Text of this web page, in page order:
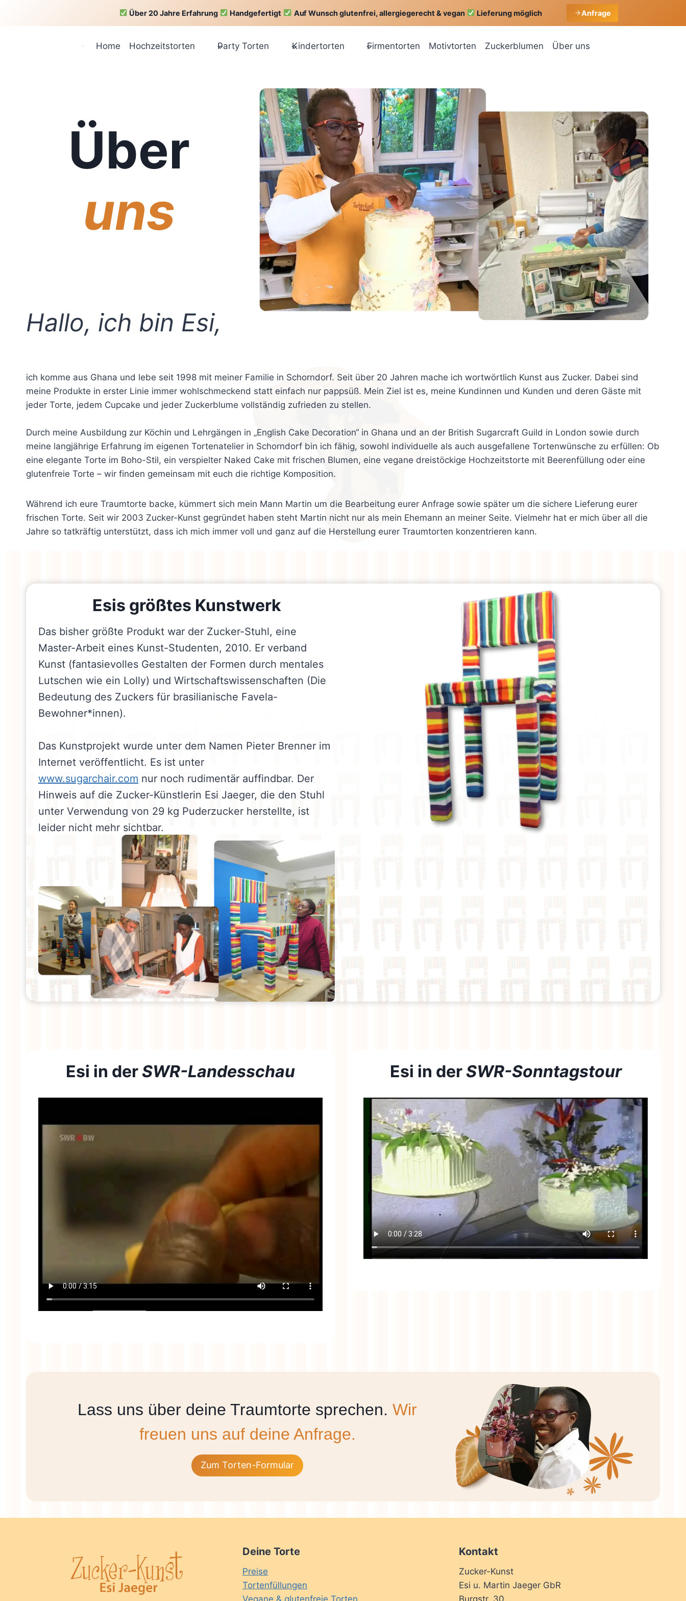
Über 20 Jahre Erfahrung Handgefertigt Auf Wunsch glutenfrei, allergiegerecht & vegan Lieferung möglich Anfrage
Home Hochzeitstorten Party Torten Kindertorten Firmentorten Motivtorten Zuckerblumen Über uns
Über
uns
Hallo, ich bin Esi,
ich komme aus Ghana und lebe seit 1998 mit meiner Familie in Schorndorf. Seit über 20 Jahren mache ich wortwörtlich Kunst aus Zucker. Dabei sind
meine Produkte in erster Linie immer wohlschmeckend statt einfach nur pappsüß. Mein Ziel ist es, meine Kundinnen und Kunden und deren Gäste mit
jeder Torte, jedem Cupcake und jeder Zuckerblume vollständig zufrieden zu stellen.
Durch meine Ausbildung zur Köchin und Lehrgängen in „English Cake Decoration“ in Ghana und an der British Sugarcraft Guild in London sowie durch
meine langjährige Erfahrung im eigenen Tortenatelier in Schorndorf bin ich fähig, sowohl individuelle als auch ausgefallene Tortenwünsche zu erfüllen: Ob
eine elegante Torte im Boho-Stil, ein verspielter Naked Cake mit frischen Blumen, eine vegane dreistöckige Hochzeitstorte mit Beerenfüllung oder eine
glutenfreie Torte – wir finden gemeinsam mit euch die richtige Komposition.
Während ich eure Traumtorte backe, kümmert sich mein Mann Martin um die Bearbeitung eurer Anfrage sowie später um die sichere Lieferung eurer
frischen Torte. Seit wir 2003 Zucker-Kunst gegründet haben steht Martin nicht nur als mein Ehemann an meiner Seite. Vielmehr hat er mich über all die
Jahre so tatkräftig unterstützt, dass ich mich immer voll und ganz auf die Herstellung eurer Traumtorten konzentrieren kann.
Esis größtes Kunstwerk
Das bisher größte Produkt war der Zucker-Stuhl, eine
Master-Arbeit eines Kunst-Studenten, 2010. Er verband
Kunst (fantasievolles Gestalten der Formen durch mentales
Lutschen wie ein Lolly) und Wirtschaftswissenschaften (Die
Bedeutung des Zuckers für brasilianische Favela-
Bewohner*innen).
Das Kunstprojekt wurde unter dem Namen Pieter Brenner im
Internet veröffentlicht. Es ist unter
www.sugarchair.com nur noch rudimentär auffindbar. Der
Hinweis auf die Zucker-Künstlerin Esi Jaeger, die den Stuhl
unter Verwendung von 29 kg Puderzucker herstellte, ist
leider nicht mehr sichtbar.
Esi in der SWR-Landesschau Esi in der SWR-Sonntagstour
Lass uns über deine Traumtorte sprechen.Wir
freuen uns auf deine Anfrage.
Zum Torten-Formular
Deine Torte
Preise
Tortenfüllungen
Kontakt
Zucker-Kunst
Esi u. Martin Jaeger GbR